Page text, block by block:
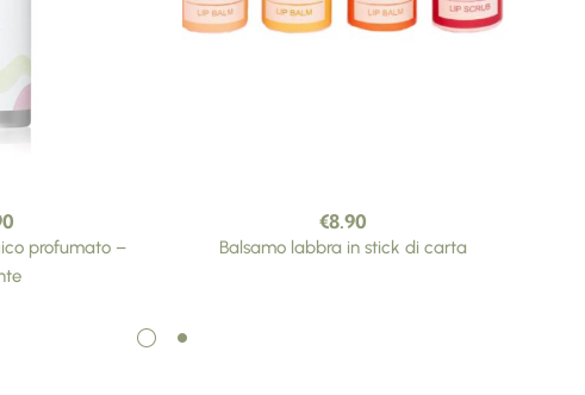
profumato –
€8.90
Balsamo labbra in stick di carta